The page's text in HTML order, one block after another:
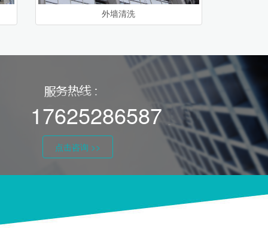
外墙清洗
17625286587
点击咨询 >>